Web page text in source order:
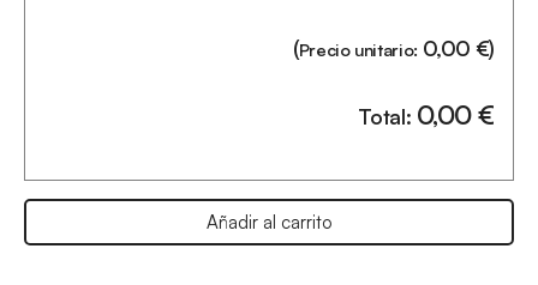
(Precio unitario: 0,00 €)
Total: 0,00€
Añadir al carrito